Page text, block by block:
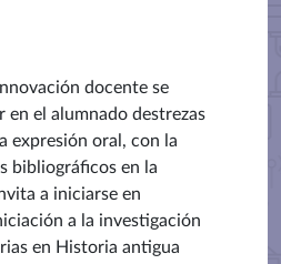
docente se
en el alumnado destrezas
expresión oral, con la
bibliográficos en la
a iniciarse en
a la investigación
en Historia antigua